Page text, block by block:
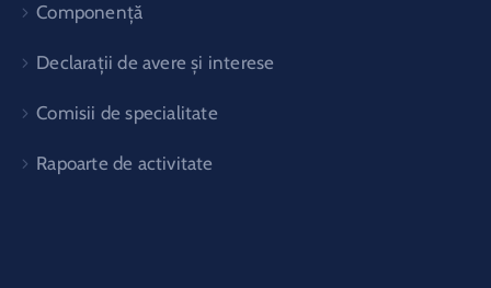
Componență
Declarații de avere și interese
Comisii de specialitate
Rapoarte de activitate